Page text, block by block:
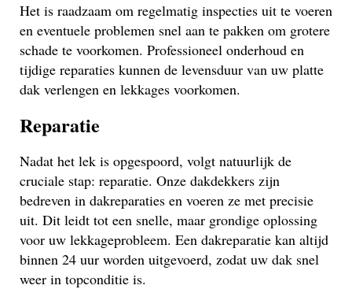
Het is raadzaam om regelmatig inspecties uit te voeren
en eventuele problemen snel aan te pakken om grotere
schade te voorkomen. Professioneel onderhoud en
tijdige reparaties kunnen de levensduur van uw platte
dak verlengen en lekkages voorkomen.
Reparatie
Nadat het lek is opgespoord, volgt natuurlijk de
cruciale stap: reparatie. Onze dakdekkers zijn
bedreven in dakreparaties en voeren ze met precisie
uit. Dit leidt tot een snelle, maar grondige oplossing
voor uw lekkageprobleem. Een dakreparatie kan altijd
binnen 24 uur worden uitgevoerd, zodat uw dak snel
weer in topconditie is.